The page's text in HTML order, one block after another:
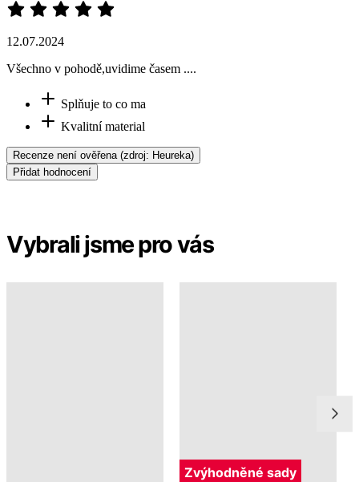
12.07.2024
Všechno v pohodě,uvidime časem ....
Splňuje to co ma
Kvalitní material
Recenze není ověřena (zdroj: Heureka)
Přidat hodnocení
Vybrali jsme pro vás
Zvýhodněné sady